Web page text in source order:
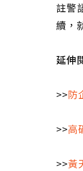
註警
續，
延伸
>>防
>>高
>>黃